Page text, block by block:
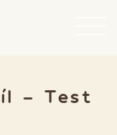
- Test